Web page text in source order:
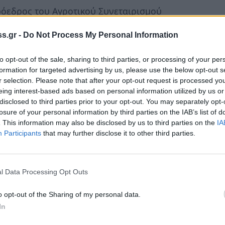
- Do Not Process My Personal Information
opt-out of the sale, sharing to third parties, or processing of your
for targeted advertising by us, please use the below opt-out
selection. Please note that after your opt-out request is processed
interest-based ads based on personal information utilized by us
to third parties prior to your opt-out. You may separately
of your personal information by third parties on the IAB’s list of
This information may also be disclosed by us to third parties on the
Participants that may further disclose it to other third parties.
Data Processing Opt Outs
opt-out of the Sharing of my personal data.
του Αγροτικού Συνεταιρισμού
στα 5,25 ευρώ το κιλό. Αγοραστής ήταν
στην Ισπανία
στην Ισπανία, με την αύξηση τιμών που
κυκλοφορία στην ισπανική αγορά
υποβαθμισμένων ελαιολάδων. Τα
Υπουργείο Γεωργίας, Αλιείας και
με συστάσεις για όσο το δυνατόν
σε μια ειδική εκστρατεία για την
και του πυρηνελαίου το 2023.
Ελέγχου της Ποιότητας Τροφίμων